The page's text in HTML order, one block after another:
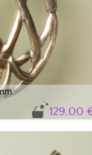
129.00
serti d'un triplet
a été fait par nos